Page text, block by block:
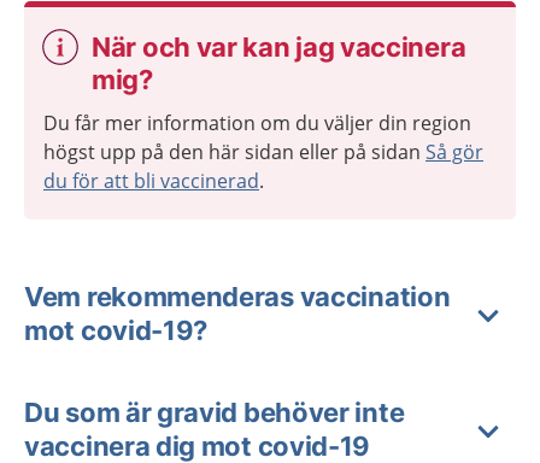
När och var kan jag vaccinera
mig?
Du får mer information om du väljer din region
högst upp på den här sidan eller på sidan Så gör
du för att bli vaccinerad.
Vem rekommenderas vaccination
mot covid-19?
Du som är gravid behöver inte
vaccinera dig mot covid-19